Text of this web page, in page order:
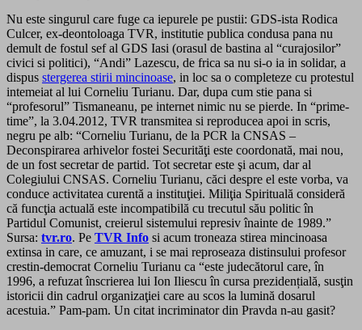
Nu este singurul care fuge ca iepurele pe pustii: GDS-ista Rodica
Culcer, ex-deontoloaga TVR, institutie publica condusa pana nu
demult de fostul sef al GDS Iasi (orasul de bastina al “curajosilor”
civici si politici), “Andi” Lazescu, de frica sa nu si-o ia in solidar, a
dispus stergerea stirii mincinoase, in loc sa o completeze cu protestul
intemeiat al lui Corneliu Turianu. Dar, dupa cum stie pana si
“profesorul” Tismaneanu, pe internet nimic nu se pierde. In “prime-
time”, la 3.04.2012, TVR transmitea si reproducea apoi in scris,
negru pe alb: “Corneliu Turianu, de la PCR la CNSAS –
Deconspirarea arhivelor fostei Securităţi este coordonată, mai nou,
de un fost secretar de partid. Tot secretar este şi acum, dar al
Colegiului CNSAS. Corneliu Turianu, căci despre el este vorba, va
conduce activitatea curentă a instituţiei. Miliţia Spirituală consideră
că funcţia actuală este incompatibilă cu trecutul său politic în
Partidul Comunist, creierul sistemului represiv înainte de 1989.”
Sursa: tvr.ro. Pe TVR Info si acum troneaza stirea mincinoasa
extinsa in care, ce amuzant, i se mai reproseaza distinsului profesor
crestin-democrat Corneliu Turianu ca “este judecătorul care, în
1996, a refuzat înscrierea lui Ion Iliescu în cursa prezidențială, susţin
istoricii din cadrul organizaţiei care au scos la lumină dosarul
acestuia.” Pam-pam. Un citat incriminator din Pravda n-au gasit?